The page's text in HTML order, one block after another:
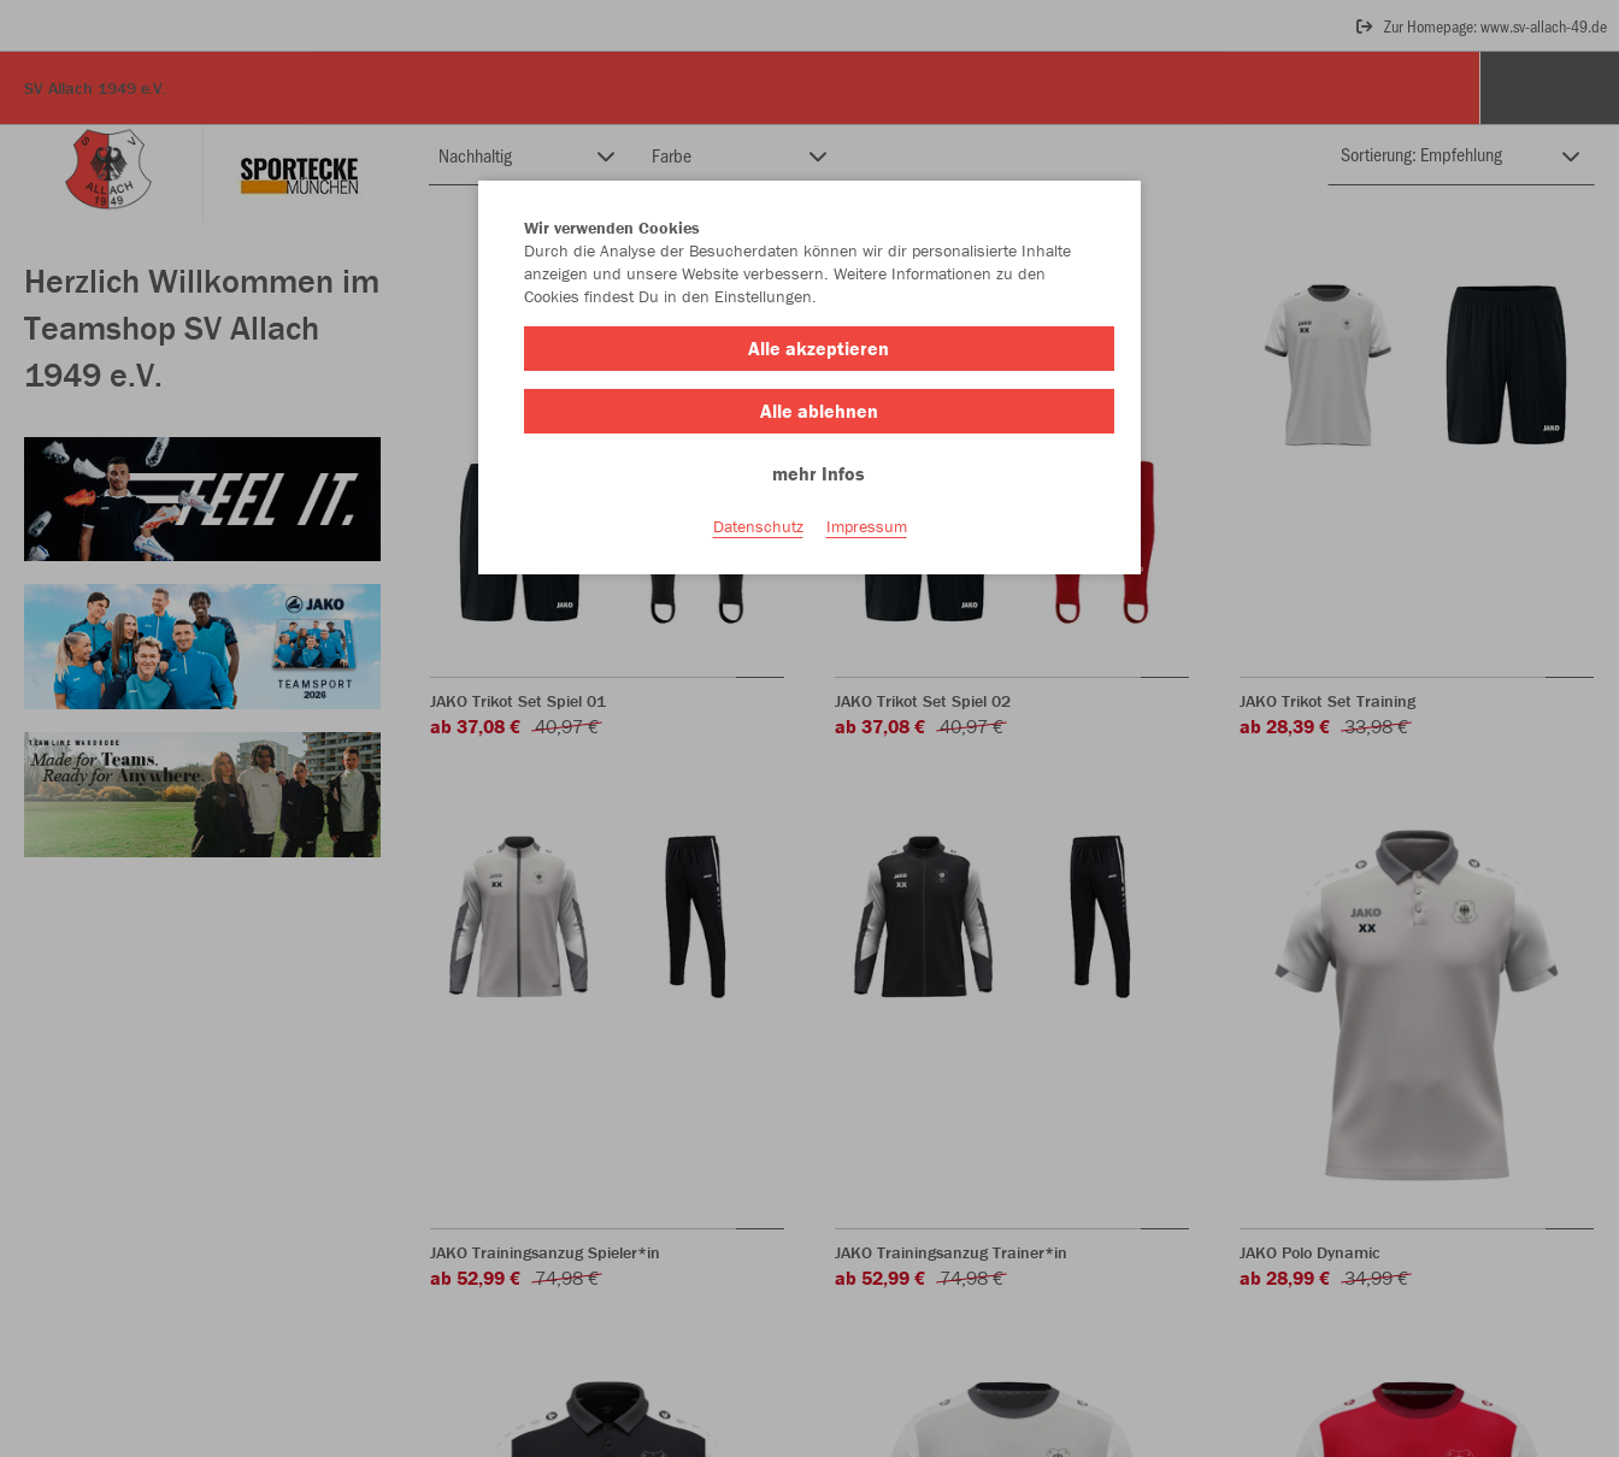
Zur Homepage: www.sv-allach-49.de
SV Allach 1949 e.V.
Herzlich Willkommen im
Teamshop SV Allach
1949 e.V.
Nachhaltig Farbe
JAKO Trikot Set Spiel 01
ab 37,08 € 40,97 €
JAKO Trikot Set Spiel 02
ab 37,08 € 40,97 €
JAKO Trikot Set Training
ab 28,39 € 33,98 €
JAKO Trainingsanzug Spieler*in
ab 52,99 € 74,98 €
JAKO Trainingsanzug Trainer*in
ab 52,99 € 74,98 €
JAKO Polo Dynamic
ab 28,99 € 34,99 €
Wir verwenden Cookies
Durch die Analyse der Besucherdaten können wir dir personalisierte Inhalte
anzeigen und unsere Website verbessern. Weitere Informationen zu den
Cookies findest Du in den Einstellungen.
Alle akzeptieren
Alle ablehnen
mehr Infos
Datenschutz Impressum